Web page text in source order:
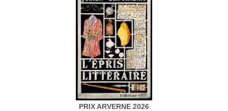
PRIX ARVERNE 2026